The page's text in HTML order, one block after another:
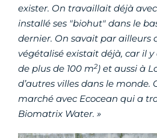
exister. On travaillait déjà
installé ses "biohut" dans le
dernier. On savait par ailleurs
végétalisé existait déjà, car il y
de plus de 100 m2) et aussi à
d’autres villes dans le monde.
marché avec Ecocean qui a
Biomatrix Water. »